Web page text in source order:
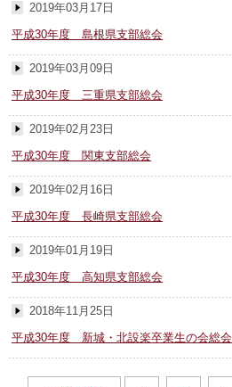
2019年03月17日
平成30年度 島根県支部総会
2019年03月09日
平成30年度 三重県支部総会
2019年02月23日
平成30年度 関東支部総会
2019年02月16日
平成30年度 長崎県支部総会
2019年01月19日
平成30年度 高知県支部総会
2018年11月25日
平成30年度 新城・北設楽卒業生の会総会